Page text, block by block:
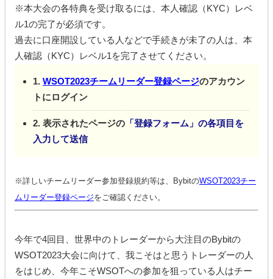
※本大会の各特典を受け取るには、本人確認（KYC）レベ
ル1の完了が必須です。
過去に口座開設している人などで手続きが未了の人は、本
人確認（KYC）レベル1を完了させてください。
1. WSOT2023チームリーダー登録ページのアカウン
トにログイン
2. 表示されたページの「登録フォーム」の各項目を
入力して送信
※詳しいチームリーダー参加登録規約等は、BybitのWSOT2023チー
ムリーダー登録ページをご確認ください。
今年で4回目、世界中のトレーダーから大注目のBybitの
WSOT2023大会に向けて、我こそはと思うトレーダーの人
をはじめ、今年こそWSOTへの参加を狙っている人はチー